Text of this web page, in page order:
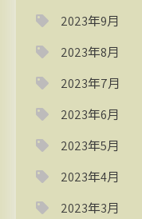
2023年9月
2023年8月
2023年7月
2023年6月
2023年5月
2023年4月
2023年3月